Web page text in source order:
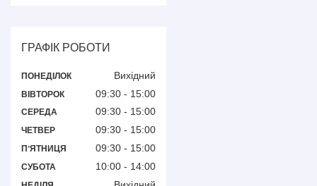
ГРАФІК РОБОТИ
ПОНЕДІЛОК Вихідний
ВІВТОРОК 09:30 15:00
СЕРЕДА 09:30 15:00
ЧЕТВЕР 09:30 15:00
ПʼЯТНИЦЯ 09:30 15:00
СУБОТА 10:00 14:00